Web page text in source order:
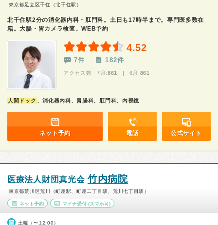
東京都足立区千住（北千住駅）
北千住駅2分の消化器内科・肛門科。土日も17時半まで。専門医多数在
籍。大腸・胃カメラ検査。WEB予約
4.52
7件 182件
アクセス数 7月:861 | 6月:861
人間ドック 、消化器内科、胃腸科、肛門科、内視鏡
ネット予約 電話 公式サイト
医療法人財団真光会 竹内病院
東京都荒川区荒川（町屋駅、町屋二丁目駅、荒川七丁目駅）
ネット予約 マイナ受付(スマホ可)
土曜（〜12:00）